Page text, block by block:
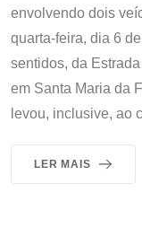
envolvendo dois
quarta-feira, dia 6
sentidos, da
em Santa Maria da
levou, inclusive, ao
LER MAIS